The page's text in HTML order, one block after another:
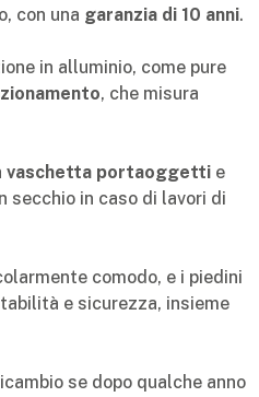
con una garanzia di 10 anni.
in alluminio, come pure
, che misura
vaschetta portaoggetti e
secchio in caso di lavori di
comodo, e i piedini
e sicurezza, insieme
se dopo qualche anno